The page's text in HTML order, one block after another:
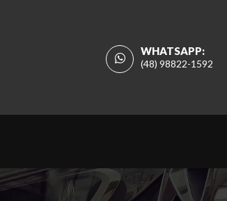
WHATSAPP:
(48) 98822-1592